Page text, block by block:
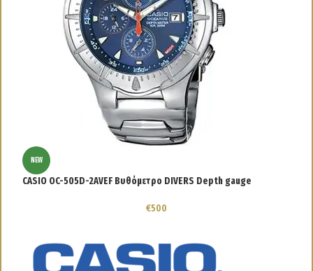
NEW
CASIO OC-505D-2AVEF Βυθόμετρο DIVERS Depth gauge
€500